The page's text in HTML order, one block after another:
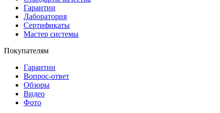
Гарантии
Лаборатория
Сертификаты
Мастер системы
Покупателям
Гарантии
Вопрос-ответ
Обзоры
Видео
Фото